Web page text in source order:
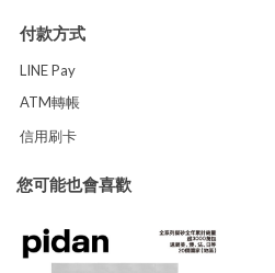
付款方式
LINE Pay
ATM轉帳
信用刷卡
您可能也會喜歡